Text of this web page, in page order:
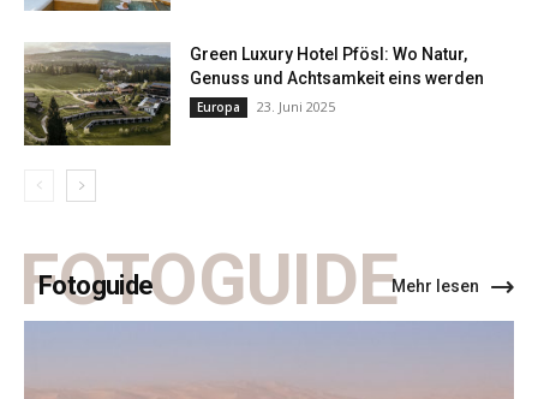
Green Luxury Hotel Pfösl: Wo Natur,
Genuss und Achtsamkeit eins werden
Europa 23. Juni 2025
Fotoguide
FOTOGUIDEMehr lesen